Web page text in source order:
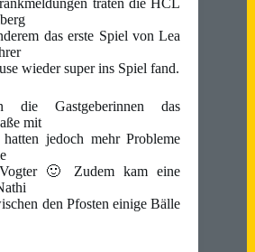
traten die HCL
das erste Spiel von Lea
wieder super ins Spiel fand.
die Gastgeberinnen das
mit
jedoch mehr Probleme
🙂 Zudem kam eine
den Pfosten einige Bälle